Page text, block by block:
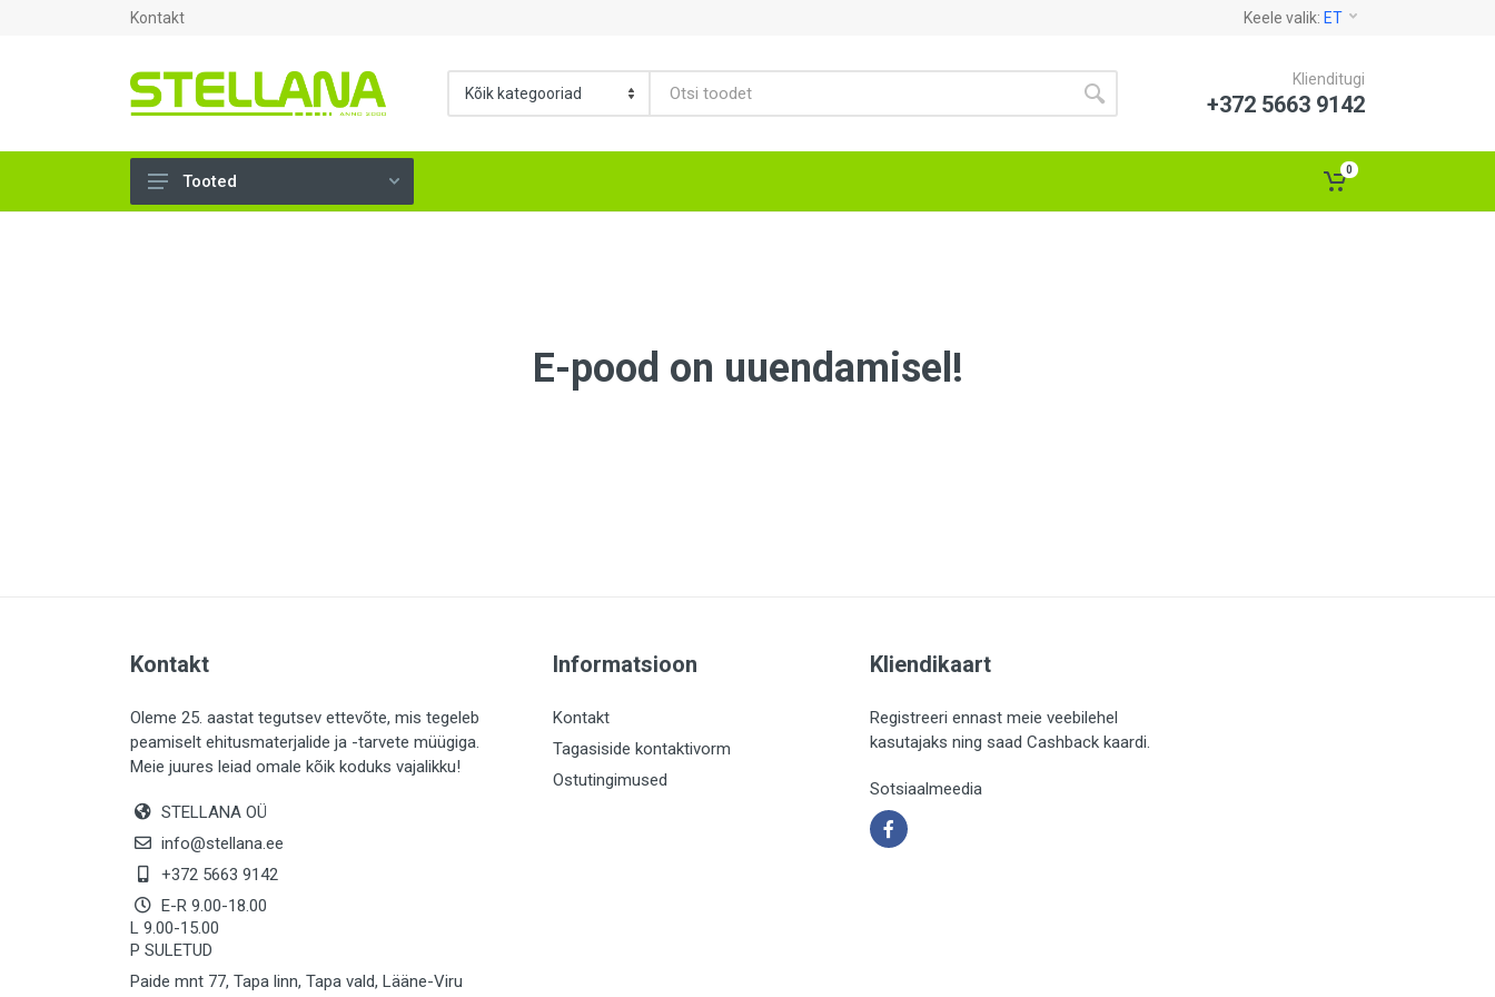
Kontakt Keele valik: ET
Klienditugi
+372 5663 9142
LIISTUD (184)
KIVID (31)
KATTED (134)
MAALRITARBED (1029)
SOOJUSTUS (15)
KEEMIA (221)
TÖÖRIIDED (117)
SAUN (8)
Tooted
0
E-pood on uuendamisel!
Kontakt
Oleme 25. aastat tegutsev ettevõte, mis tegeleb
peamiselt ehitusmaterjalide ja -tarvete müügiga.
Meie juures leiad omale kõik koduks vajalikku!
STELLANA OÜ
info@stellana.ee
+372 5663 9142
E-R 9.00-18.00
L 9.00-15.00
P SULETUD
Paide mnt 77, Tapa linn, Tapa vald, Lääne-Viru
Informatsioon
Kontakt
Tagasiside kontaktivorm
Ostutingimused
Kliendikaart
Registreeri ennast meie veebilehel
kasutajaks ning saad Cashback kaardi.
Sotsiaalmeedia